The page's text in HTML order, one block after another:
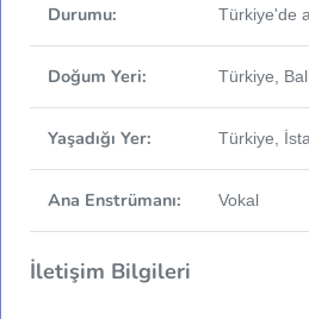
Durumu: Türkiye'de
Doğum Yeri: Türkiye,
Yaşadığı Yer: Türkiye,
Ana Enstrümanı: Vokal
İletişim Bilgileri